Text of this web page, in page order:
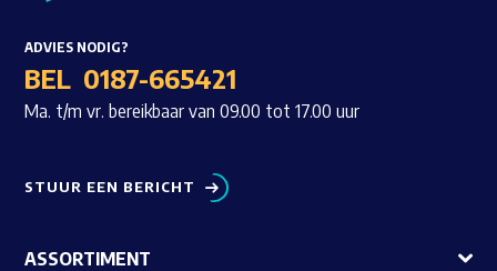
ADVIES NODIG?
BEL 0187-665421
Ma. t/m vr. bereikbaar van 09.00 tot 17.00 uur
STUUR EEN BERICHT
ASSORTIMENT